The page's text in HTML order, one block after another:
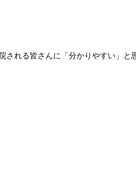
れる皆さんに「分かりやすい」と